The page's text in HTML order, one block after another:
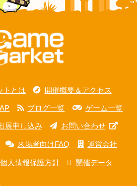
トとは 開催概要＆アクセス
ブログ一覧 ゲーム一覧
展申し込み お問い合わせ
来場者向けFAQ 運営会社
個人情報保護方針 開催データ